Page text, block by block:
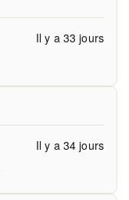
Il y a 33 jours
Il y a 34 jours